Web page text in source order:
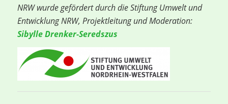
NRW wurde gefördert durch die Stiftung Umwelt und
Entwicklung NRW, Projektleitung und Moderation:
Sibylle Drenker-Seredszus